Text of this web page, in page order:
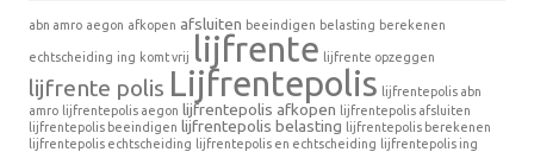
abn amro aegon afkopen afsluiten beeindigen belasting berekenen
echtscheiding ing komt vrij lijfrente lijfrente opzeggen
lijfrente polis Lijfrentepolis lijfrentepolis abn
amro lijfrentepolis aegon lijfrentepolis afkopen lijfrentepolis afsluiten
lijfrentepolis beeindigen lijfrentepolis belasting lijfrentepolis berekenen
lijfrentepolis echtscheiding lijfrentepolis en echtscheiding lijfrentepolis ing